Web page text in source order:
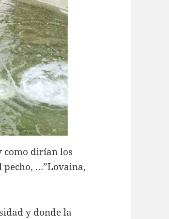
como dirían los
pecho, …”Lovaina,
y donde la